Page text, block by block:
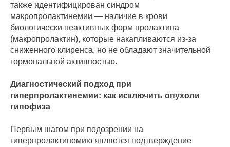
также идентифицирован синдром
макропролактинемии — наличие в крови
биологически неактивных форм пролактина
(макропролактин), которые накапливаются из-за
сниженного клиренса, но не обладают значительной
гормональной активностью.
Диагностический подход при
гиперпролактинемии: как исключить опухоли
гипофиза
Первым шагом при подозрении на
гиперпролактинемию является подтверждение